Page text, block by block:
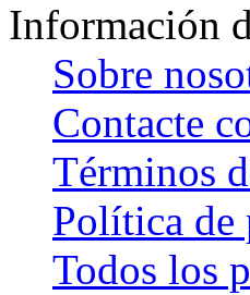
Información
Sobre
Contacte
Términos
Política de
Todos los